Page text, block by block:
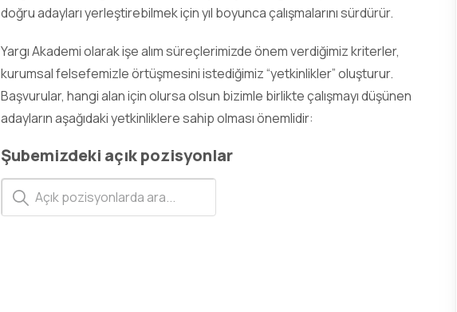
doğru adayları yerleştirebilmek için yıl boyunca çalışmalarını sürdürür.
Yargı Akademi olarak işe alım süreçlerimizde önem verdiğimiz kriterler,
kurumsal felsefemizle örtüşmesini istediğimiz “yetkinlikler” oluşturur.
Başvurular, hangi alan için olursa olsun bizimle birlikte çalışmayı düşünen
adayların aşağıdaki yetkinliklere sahip olması önemlidir:
Şubemizdeki açık pozisyonlar